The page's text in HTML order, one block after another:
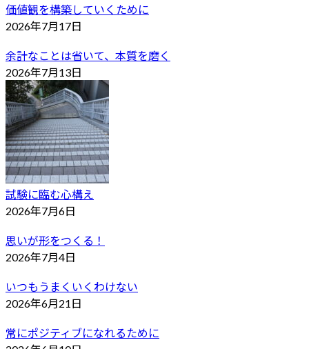
価値観を構築していくために
2026年7月17日
余計なことは省いて、本質を磨く
2026年7月13日
試験に臨む心構え
2026年7月6日
思いが形をつくる！
2026年7月4日
いつもうまくいくわけない
2026年6月21日
常にポジティブになれるために